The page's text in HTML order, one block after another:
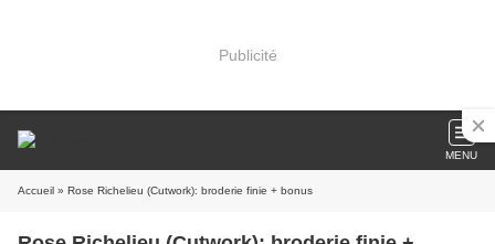
Publicité
MENU
Accueil » Rose Richelieu (Cutwork): broderie finie + bonus